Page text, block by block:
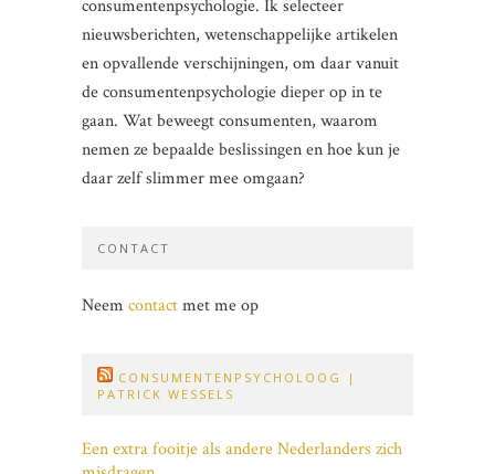
consumentenpsychologie. Ik selecteer
nieuwsberichten, wetenschappelijke artikelen
en opvallende verschijningen, om daar vanuit
de consumentenpsychologie dieper op in te
gaan. Wat beweegt consumenten, waarom
nemen ze bepaalde beslissingen en hoe kun je
daar zelf slimmer mee omgaan?
CONTACT
Neem contactmet me op
CONSUMENTENPSYCHOLOOG |
PATRICK WESSELS
Een extra fooitje als andere Nederlanders zich